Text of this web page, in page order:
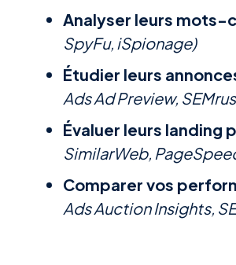
Analyser leurs mots-
SpyFu, iSpionage)
Étudier leurs
Ads Ad Preview,
Évaluer leurs landing
SimilarWeb,
Comparer vos
Ads Auction Insights,